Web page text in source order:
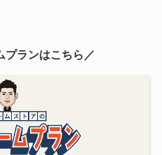
プランはこちら／